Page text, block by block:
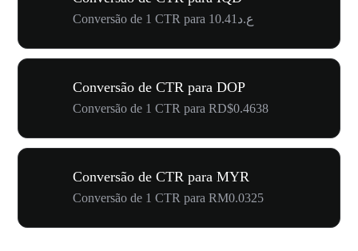
Conversão de 1 CTR para ع.د10.41
Conversão de CTR para DOP
Conversão de 1 CTR para RD$0.4638
Conversão de CTR para MYR
Conversão de 1 CTR para RM0.0325